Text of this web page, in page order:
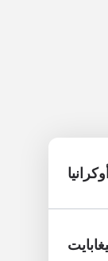
أوكرانيا